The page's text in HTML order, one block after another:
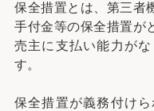
保全措置とは、第三者
手付金等の保全措置が
売主に支払い能力が
す。
保全措置が義務付け